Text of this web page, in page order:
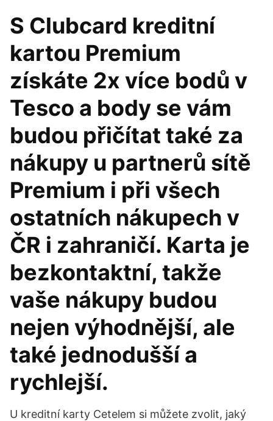
S Clubcard kreditní
kartou Premium
získáte 2x více bodů v
Tesco a body se vám
budou přičítat také za
nákupy u partnerů sítě
Premium i při všech
ostatních nákupech v
ČR i zahraničí. Karta je
bezkontaktní, takže
vaše nákupy budou
nejen výhodnější, ale
také jednodušší a
rychlejší.
U kreditní karty Cetelem si můžete zvolit, jaký